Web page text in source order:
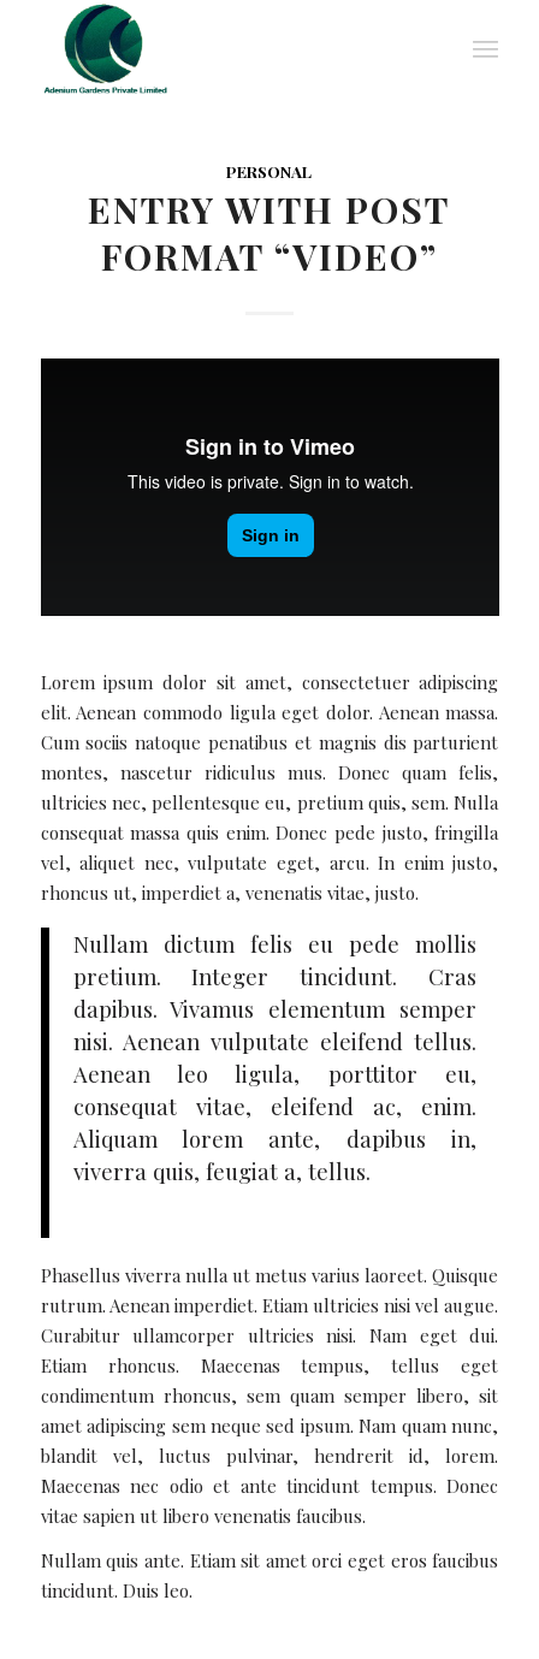
PERSONAL
ENTRY WITH POST
FORMAT “VIDEO”
Lorem ipsum dolor sit amet, consectetuer adipiscing
elit. Aenean commodo ligula eget dolor. Aenean massa.
Cum sociis natoque penatibus et magnis dis parturient
montes, nascetur ridiculus mus. Donec quam felis,
ultricies nec, pellentesque eu, pretium quis, sem. Nulla
consequat massa quis enim. Donec pede justo, fringilla
vel, aliquet nec, vulputate eget, arcu. In enim justo,
rhoncus ut, imperdiet a, venenatis vitae, justo.
Nullam dictum felis eu pede mollis
pretium. Integer tincidunt. Cras
dapibus. Vivamus elementum semper
nisi. Aenean vulputate eleifend tellus.
Aenean leo ligula, porttitor eu,
consequat vitae, eleifend ac, enim.
Aliquam lorem ante, dapibus in,
viverra quis, feugiat a, tellus.
Phasellus viverra nulla ut metus varius laoreet. Quisque
rutrum. Aenean imperdiet. Etiam ultricies nisi vel augue.
Curabitur ullamcorper ultricies nisi. Nam eget dui.
Etiam rhoncus. Maecenas tempus, tellus eget
condimentum rhoncus, sem quam semper libero, sit
amet adipiscing sem neque sed ipsum. Nam quam nunc,
blandit vel, luctus pulvinar, hendrerit id, lorem.
Maecenas nec odio et ante tincidunt tempus. Donec
vitae sapien ut libero venenatis faucibus.
Nullam quis ante. Etiam sit amet orci eget eros faucibus
tincidunt. Duis leo.